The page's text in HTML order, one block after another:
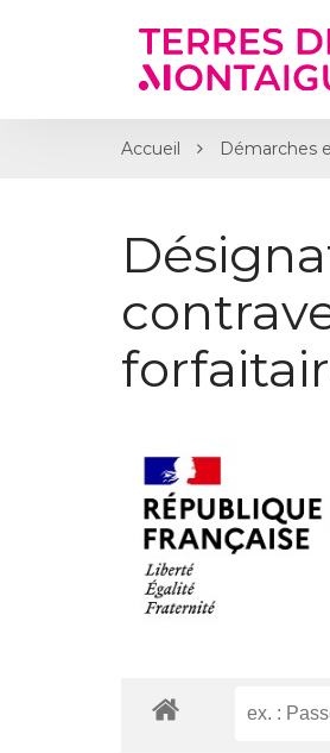
Accueil Démarches